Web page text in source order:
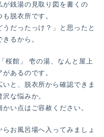
が銭湯の見取り図を書くの
脱衣所です。
うだったっけ？」と思ったと
るから。
桜館」 壱の湯、なんと屋上
あるのです。
と、脱衣所から確認できま
な悩みか。
い点はご容赦ください。
お風呂場へ入ってみましょ